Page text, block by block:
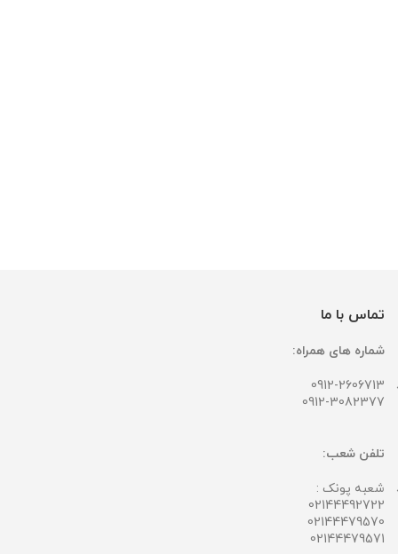
تماس با ما
شماره های همراه:
0912-2606713
0912-3082377
تلفن شعب:
شعبه پونک :
02144492722
02144479570
02144479571